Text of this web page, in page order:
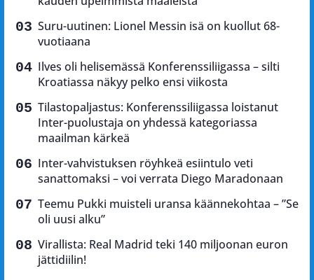
Suru-uutinen: Lionel Messin isä on kuollut 68-
vuotiaana
Ilves oli helisemässä Konferenssiliigassa – silti
Kroatiassa näkyy pelko ensi viikosta
Tilastopaljastus: Konferenssiliigassa loistanut
Inter-puolustaja on yhdessä kategoriassa
maailman kärkeä
Inter-vahvistuksen röyhkeä esiintulo veti
sanattomaksi – voi verrata Diego Maradonaan
Teemu Pukki muisteli uransa käännekohtaa – ”Se
oli uusi alku”
Virallista: Real Madrid teki 140 miljoonan euron
jättidiilin!